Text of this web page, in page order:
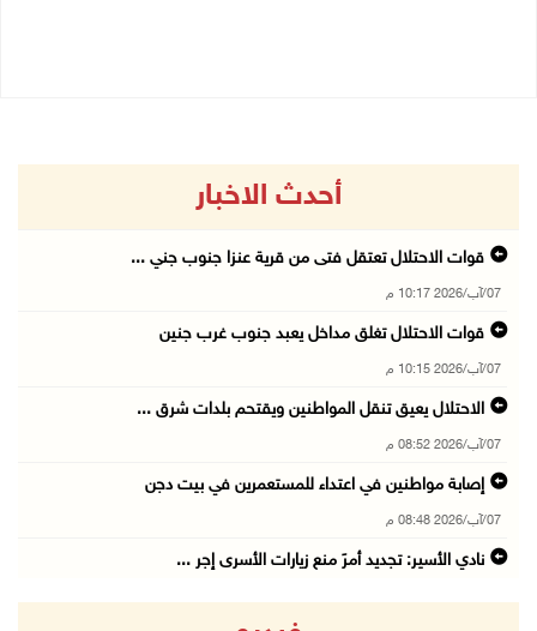
أحدث الاخبار
قوات الاحتلال تعتقل فتى من قرية عنزا جنوب جني ...
07/آب/2026 10:17 م
قوات الاحتلال تغلق مداخل يعبد جنوب غرب جنين
07/آب/2026 10:15 م
الاحتلال يعيق تنقل المواطنين ويقتحم بلدات شرق ...
07/آب/2026 08:52 م
إصابة مواطنين في اعتداء للمستعمرين في بيت دجن
07/آب/2026 08:48 م
نادي الأسير: تجديد أمرَ منع زيارات الأسرى إجر ...